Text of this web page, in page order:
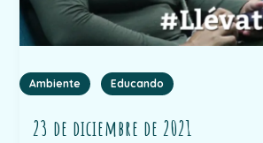
Ambiente Educando
23 de diciembre de 2021